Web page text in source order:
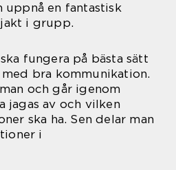
uppnå en fantastisk
jakt i grupp.
fungera på bästa sätt
bra kommunikation.
och går igenom
jagas av och vilken
ska ha. Sen delar man
i